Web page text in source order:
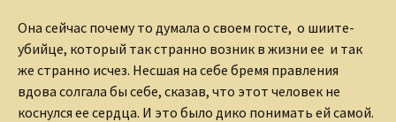
Она сейчас почему то думала о своем госте, о шиите-
убийце, который так странно возник в жизни ее и так
же странно исчез. Несшая на себе бремя правления
вдова солгала бы себе, сказав, что этот человек не
коснулся ее сердца. И это было дико понимать ей самой.